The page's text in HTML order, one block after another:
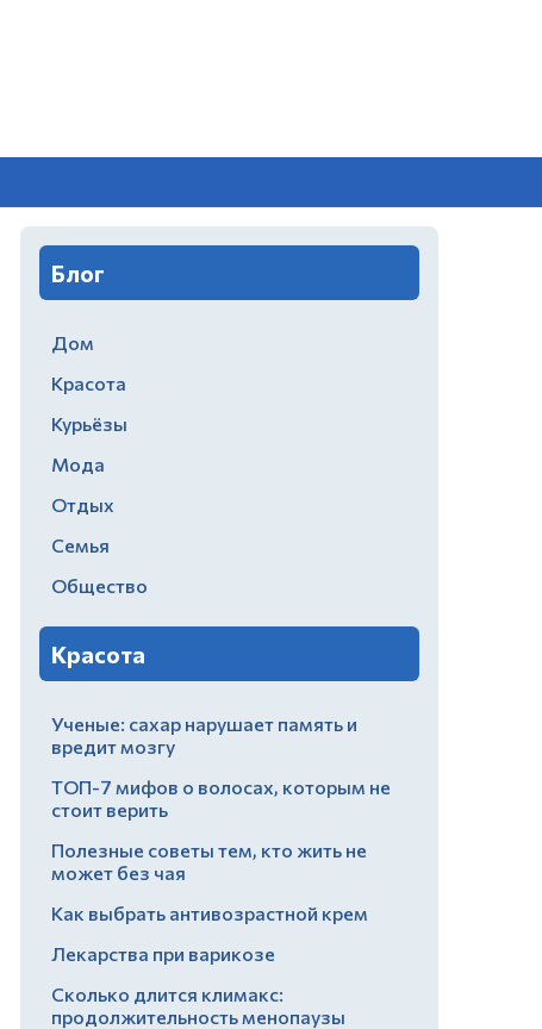
Блог
Дом
Красота
Курьёзы
Мода
Отдых
Семья
Общество
Красота
Ученые: сахар нарушает память и
вредит мозгу
ТОП-7 мифов о волосах, которым не
стоит верить
Полезные советы тем, кто жить не
может без чая
Как выбрать антивозрастной крем
Лекарства при варикозе
Сколько длится климакс:
продолжительность менопаузы